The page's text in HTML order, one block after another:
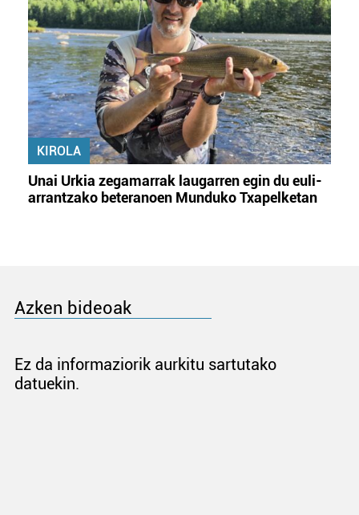
KIROLA
Unai Urkia zegamarrak laugarren egin du euli-
arrantzako beteranoen Munduko Txapelketan
Azken bideoak
Ez da informaziorik aurkitu sartutako
datuekin.